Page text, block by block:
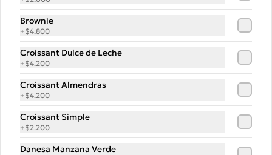
$15.900
Mozzarella fresca, jamón pierna,
pimentones asados, aceitunas verdes
Brownie
+$4.800
Croissant Dulce de Leche
+$4.200
Croissant Almendras
+$4.200
Croissant Simple
+$2.200
Danesa Manzana Verde